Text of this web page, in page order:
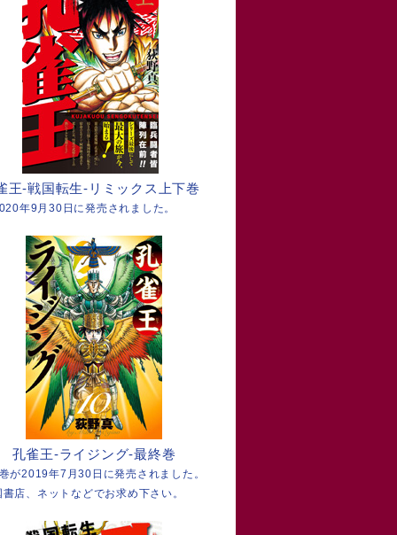
王-戦国転生-リミックス上下巻
年9月30日に発売されました。
孔雀王-ライジング-最終巻
が2019年7月30日に発売されました。
書店、ネットなどでお求め下さい。